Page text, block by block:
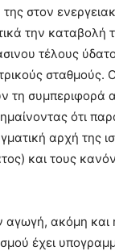
στον
την καταβολή
τέλους
σταθμούς.
τη συμπεριφορά
ότι
αρχή της
και τους
αγωγή, ακόμη
έχει